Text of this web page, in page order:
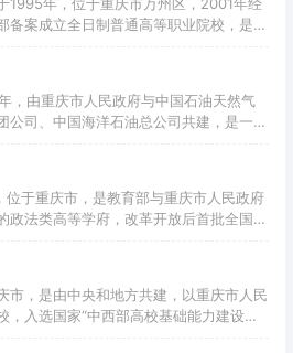
形成了以文学、理学为基础，教育学、经
等为主干，多学科相互融合、协调发展、
备案成立全日制普通高等职业院校，是国
地、重庆高职单独招生试点院校。据
万平方米，教学仪器设备资产值
习实训场所200余个，图书馆藏书56.11
，由重庆市人民政府与中国石油天然气
公司、中国海洋石油总公司共建，是一所
、文、艺的多学科协调发展的全日制公办
中国“百校工程”、新工科研究与实践项
练计划、全国创新创业典型经验高校、全
位于重庆市，是教育部与重庆市人民政府
政法类高等学府，改革开放后首批全国重
学金来华留学生接收院校，国家中西部高
实践项目、国家级大学生创新创业训练计
。重庆市一流学科建设高校，以法学为
市，是由中央和地方共建，以重庆市人民
入选国家“中西部高校基础能力建设工